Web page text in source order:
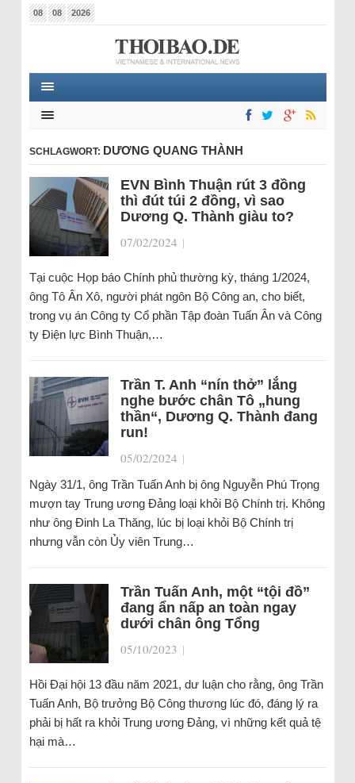
08 08 2026
SCHLAGWORT: DƯƠNG QUANG THÀNH
EVN Bình Thuận rút 3 đồng
thì đút túi 2 đồng, vì sao
Dương Q. Thành giàu to?
07/02/2024 |
Tại cuộc Họp báo Chính phủ thường kỳ, tháng 1/2024,
ông Tô Ân Xô, người phát ngôn Bộ Công an, cho biết,
trong vụ án Công ty Cổ phần Tập đoàn Tuấn Ân và Công
ty Điện lực Bình Thuận,…
Trần T. Anh “nín thở” lắng
nghe bước chân Tô „hung
thần“, Dương Q. Thành đang
run!
05/02/2024 |
Ngày 31/1, ông Trần Tuấn Anh bị ông Nguyễn Phú Trọng
mượn tay Trung ương Đảng loại khỏi Bộ Chính trị. Không
như ông Đinh La Thăng, lúc bị loại khỏi Bộ Chính trị
nhưng vẫn còn Ủy viên Trung…
Trần Tuấn Anh, một “tội đồ”
đang ẩn nấp an toàn ngay
dưới chân ông Tổng
05/10/2023 |
Hồi Đại hội 13 đầu năm 2021, dư luận cho rằng, ông Trần
Tuấn Anh, Bộ trưởng Bộ Công thương lúc đó, đáng lý ra
phải bị hất ra khỏi Trung ương Đảng, vì những kết quả tệ
hại mà…